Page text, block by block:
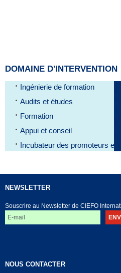
DOMAINE D'INTERVENTION
Ingénierie de formation
Audits et études
Formation
Appui et conseil
Incubateur des promoteurs et
NEWSLETTER
Souscrire au Newsletter de CIEFO
NOUS CONTACTER